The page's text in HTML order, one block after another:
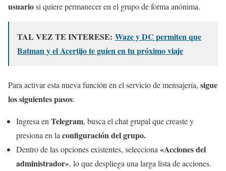
usuariosi quiere permanecer en el grupo de forma anónima.
TAL VEZ TE INTERESE: Waze y DC permiten que
Batman y el Acertijo te guíen en tu próximo viaje
Para activar esta nueva función en el servicio de mensajería, sigue
los siguientes pasos:
Ingresa en Telegram, busca el chat grupal que creaste y
presiona en la configuración del grupo.
Dentro de las opciones existentes, selecciona «Acciones del
administrador», lo que despliega una larga lista de acciones.